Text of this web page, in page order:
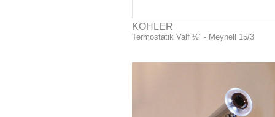
KOHLER
Termostatik Valf ½” - Meynell 15/3